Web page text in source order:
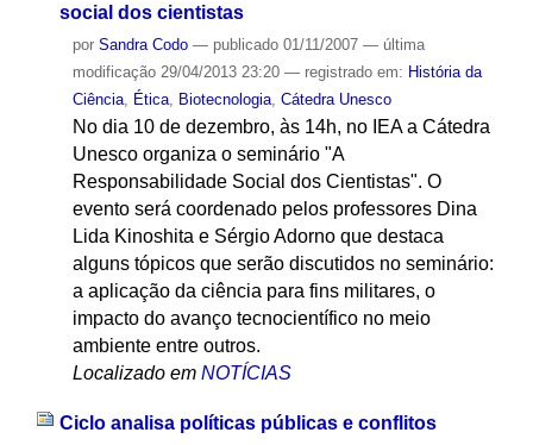
social dos cientistas
por Sandra Codo — publicado01/11/2007 — última
modificação29/04/2013 23:20 — registrado em: História da
Ciência, Ética, Biotecnologia, Cátedra Unesco
No dia 10 de dezembro, às 14h, no IEA a Cátedra
Unesco organiza o seminário "A
Responsabilidade Social dos Cientistas". O
evento será coordenado pelos professores Dina
Lida Kinoshita e Sérgio Adorno que destaca
alguns tópicos que serão discutidos no seminário:
a aplicação da ciência para fins militares, o
impacto do avanço tecnocientífico no meio
ambiente entre outros.
Localizado em NOTÍCIAS
Ciclo analisa políticas públicas e conflitos